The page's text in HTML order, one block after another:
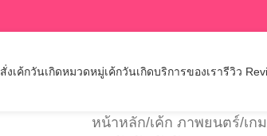
สั่งเค้กวันเกิดหมวดหมู่เค้กวันเกิดบริการของเรารีวิว
หน้าหลัก/เค้ก ภาพยนตร์/เก